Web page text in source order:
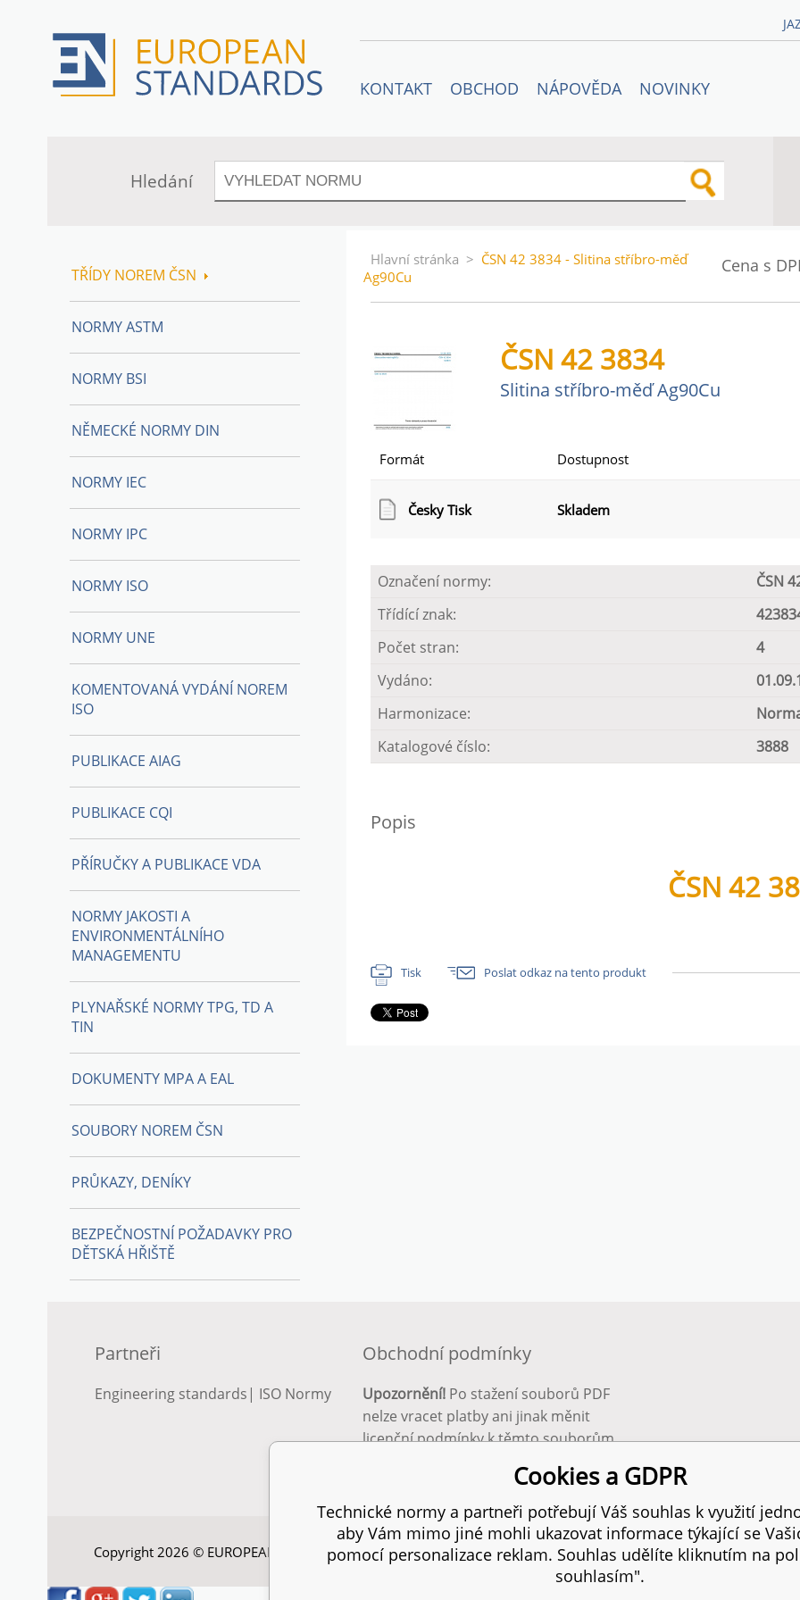
KONTAKT OBCHOD NÁPOVĚDA NOVINKY
Hledání
Cena s
Hlavní stránka > ČSN 42 3834 - Slitina stříbro-měď
Ag90Cu
ČSN 42 3834
Slitina stříbro-měď Ag90Cu
Formát Dostupnost
Česky Tisk Skladem
Označení normy:
ČSN
Třídící znak:
Počet stran:
4
Vydáno:
Harmonizace:
Katalogové číslo:
3888
Popis
ČSN 42
Tisk Poslat odkaz na tento produkt
TŘÍDY NOREM ČSN
NORMY ASTM
NORMY BSI
NĚMECKÉ NORMY DIN
NORMY IEC
NORMY IPC
NORMY ISO
NORMY UNE
KOMENTOVANÁ VYDÁNÍ NOREM
ISO
PUBLIKACE AIAG
PUBLIKACE CQI
PŘÍRUČKY A PUBLIKACE VDA
NORMY JAKOSTI A
ENVIRONMENTÁLNÍHO
MANAGEMENTU
PLYNAŘSKÉ NORMY TPG, TD A
TIN
DOKUMENTY MPA A EAL
SOUBORY NOREM ČSN
PRŮKAZY, DENÍKY
BEZPEČNOSTNÍ POŽADAVKY PRO
DĚTSKÁ HŘIŠTĚ
Partneři
Engineering standards | ISO Normy
Obchodní podmínky
Upozornění! Po stažení souborů PDF
nelze vracet platby ani jinak měnit
licenční podmínky k těmto souborům.
Copyright 2026 © EUROPEAN STANDARD. Všechna práva vyhrazena.
Cookies a GDPR
Technické normy a partneři potřebují Váš souhlas k využití
aby Vám mimo jiné mohli ukazovat informace týkající se
pomocí personalizace reklam. Souhlas udělíte kliknutím na
souhlasím".